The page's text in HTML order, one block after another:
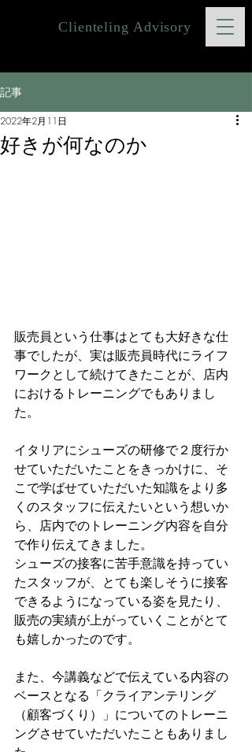
Clienteling Advisory
記事
好きが何なのか
2022年2月11日
販売員という仕事はとても大好きな仕
事でしたが、実は販売員時代にライフ
ワークとして続けてきたことが、店内
におけるトレーニングでもありまし
た。
イタリアにシューズの研修で２度行か
せていただいたことをきっかけに、そ
こで学ばせていただいた知識をより多
くのスタッフに伝えたいという想いか
ら、店内でのトレーニング内容を自分
で作り伝えてきました。
シューズの接客に苦手意識を持ってい
たスタッフが、とても楽しそうに接客
できるようになっている姿を見たり、
販売の実績が上がっていくことがとて
も嬉しかったのです。
また、今講義などで伝えている内容の
ベースとなる「クライアンテリング
（顧客づくり）」についてのトレーニ
ングさせていただいたこともありまし